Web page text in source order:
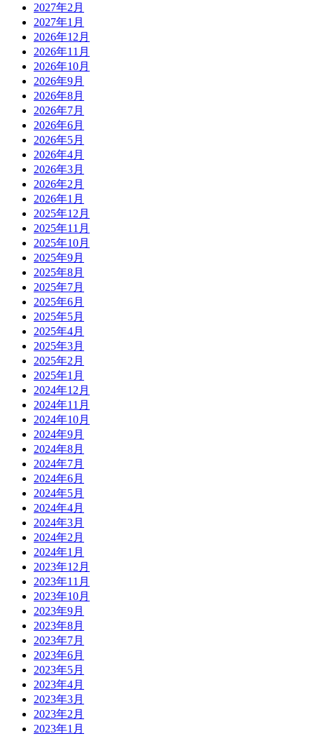
2027年2月
2027年1月
2026年12月
2026年11月
2026年10月
2026年9月
2026年8月
2026年7月
2026年6月
2026年5月
2026年4月
2026年3月
2026年2月
2026年1月
2025年12月
2025年11月
2025年10月
2025年9月
2025年8月
2025年7月
2025年6月
2025年5月
2025年4月
2025年3月
2025年2月
2025年1月
2024年12月
2024年11月
2024年10月
2024年9月
2024年8月
2024年7月
2024年6月
2024年5月
2024年4月
2024年3月
2024年2月
2024年1月
2023年12月
2023年11月
2023年10月
2023年9月
2023年8月
2023年7月
2023年6月
2023年5月
2023年4月
2023年3月
2023年2月
2023年1月